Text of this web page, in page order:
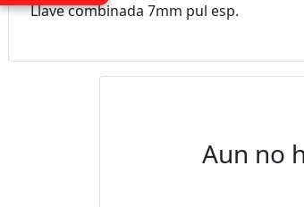
Llave combinada 7mm pul esp.
Aun no